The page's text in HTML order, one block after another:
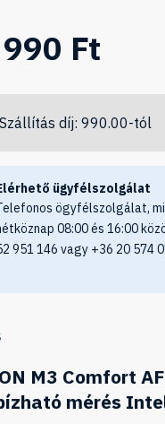
Ft
Szállítás díj: 990.00-tól
ügyfélszolgálat
ögyfélszolgálat,
08:00 és 16:00
951 146 vagy +36 20 574
M3 Comfort
mérés